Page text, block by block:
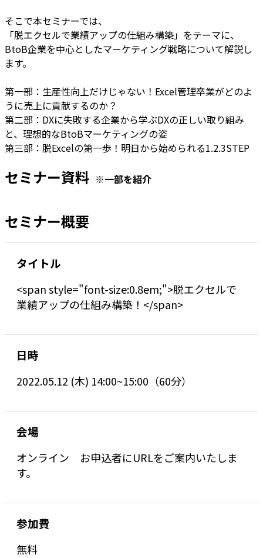
そこで本セミナーでは、
「脱エクセルで業績アップの仕組み構築」をテーマに、
BtoB企業を中心としたマーケティング戦略について解説し
ます。
第一部：生産性向上だけじゃない！Excel管理卒業がどのよ
うに売上に貢献するのか？
第二部：DXに失敗する企業から学ぶDXの正しい取り組み
と、理想的なBtoBマーケティングの姿
第三部：脱Excelの第一歩！明日から始められる1.2.3STEP
セミナー資料 ※一部を紹介
セミナー概要
タイトル
<span style="font-size:0.8em;">脱エクセルで
業績アップの仕組み構築！</span>
日時
2022.05.12 (木) 14:00~15:00（60分）
会場
オンライン お申込者にURLをご案内いたしま
す。
参加費
無料